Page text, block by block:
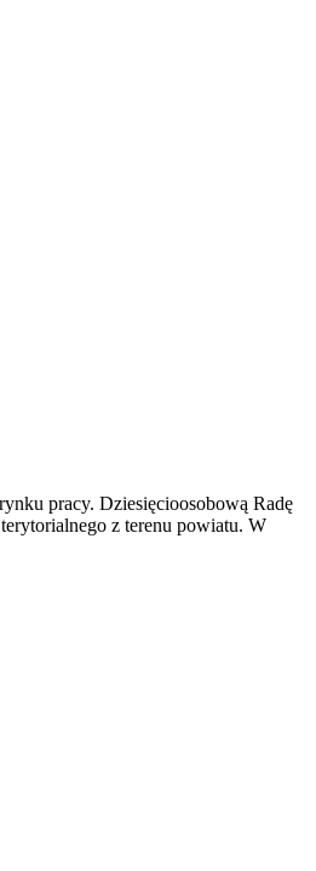
pracy. Dziesięcioosobową Radę
z terenu powiatu. W